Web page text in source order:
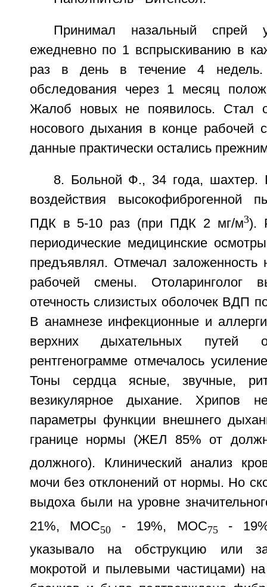
Принимал назальный спрей
ежедневно по 1 вспрыскиванию в
раз в день в течение 4
обследования через 1 месяц
Жалоб новых не появилось. Стал
носового дыхания в конце рабочей
данные практически остались
8. Больной Ф., 34 года, шахтер.
воздействия высокофиброгенной
ПДК в 5-10 раз (при ПДК 2 мг/м3).
периодические медицинские
предъявлял. Отмечал заложенность
рабочей смены. Отоларинголог
отечность слизистых оболочек ВДП
В анамнезе инфекционные и
верхних дыхательных путей
рентгенограмме отмечалось
Тоны сердца ясные, звучные,
везикулярное дыхание. Хрипов
параметры функции внешнего
границе нормы (ЖЕЛ 85% от
должного). Клинический анализ
мочи без отклонений от нормы. Но
выдоха были на уровне
21%, МОС50 - 19%, МОС75 -
указывало на обструкцию или
мокротой и пылевыми частицами)